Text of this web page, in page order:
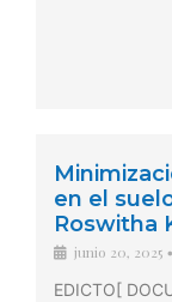
en el
Roswitha
junio 20, 2025 •
EDICTO[